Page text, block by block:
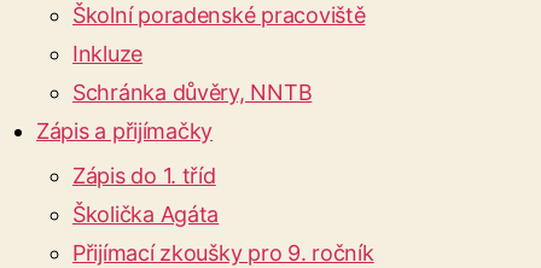
Školní poradenské pracoviště
Inkluze
Schránka důvěry, NNTB
Zápis a přijímačky
Zápis do 1. tříd
Školička Agáta
Přijímací zkoušky pro 9. ročník